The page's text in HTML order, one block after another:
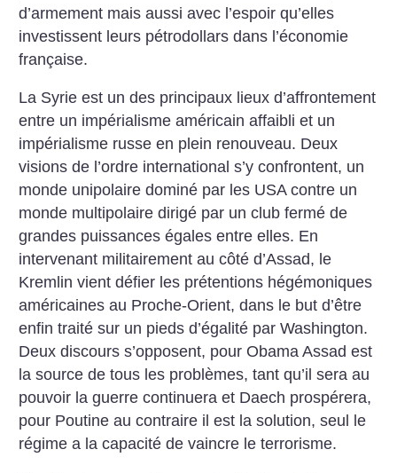
d’armement mais aussi avec l’espoir qu’elles
investissent leurs pétrodollars dans ­l’économie
française.
La Syrie est un des principaux lieux d’affrontement
entre un impérialisme américain affaibli et un
impérialisme russe en plein renouveau. Deux
visions de l’ordre international s’y confrontent, un
monde unipolaire dominé par les USA contre un
monde multipolaire dirigé par un club fermé de
grandes puissances égales entre elles. En
intervenant militairement au côté d’Assad, le
Kremlin vient défier les prétentions hégémoniques
américaines au Proche-Orient, dans le but d’être
enfin traité sur un pieds d’égalité par Washington.
Deux discours s’opposent, pour Obama Assad est
la source de tous les problèmes, tant qu’il sera au
pouvoir la guerre continuera et Daech prospérera,
pour Poutine au contraire il est la solution, seul le
régime a la capacité de vaincre le terrorisme.